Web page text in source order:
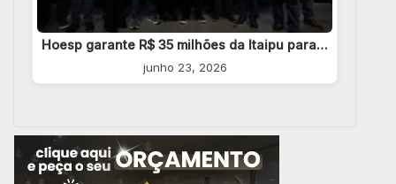
Hoesp garante R$ 35 milhões da Itaipu para…
junho 23, 2026